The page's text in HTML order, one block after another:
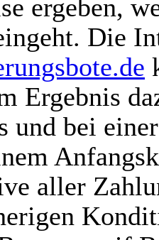
ergeben,
Die
Ergebnis
und bei
aller